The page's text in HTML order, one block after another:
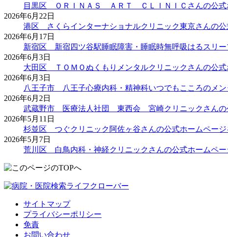
目黒区 ＯＲＩＮＡＳ ＡＲＴ ＣＬＩＮＩＣさんの公式
2026年6月22日
港区 さくらインターナショナルクリニック東京さんの公
2026年6月17日
新宿区 新宿四ツ谷駅睡眠障害・睡眠時無呼吸はるスリー
2026年6月3日
大田区 ＴＯＭＯぬくもりメンタルクリニックさんの公式
2026年6月3日
八王子市 八王子心療内科・精神科いつでもこころのメ
2026年6月2日
武蔵野市 医療法人社団 東西会 宮崎クリニックさんの
2026年5月11日
杉並区 つぐクリニック阿佐ヶ谷さんの公式ホームページ
2026年5月7日
荒川区 白鳥内科・神経クリニックさんの公式ホームペー
サイトマップ
プライバシーポリシー
免責
お問い合わせ